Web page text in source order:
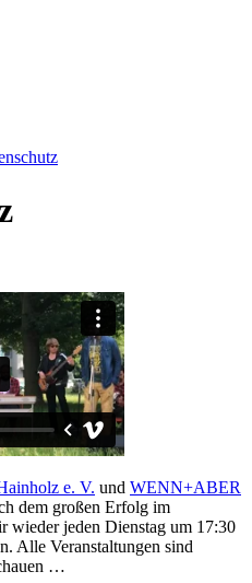
e. V. und WENN+ABER
dem großen Erfolg im
wieder jeden Dienstag um 17:30
Alle Veranstaltungen sind
…